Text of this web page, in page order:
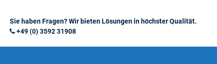
Sie haben Fragen? Wir bieten Lösungen in höchster Qualität.
+49 (0) 3592 31908